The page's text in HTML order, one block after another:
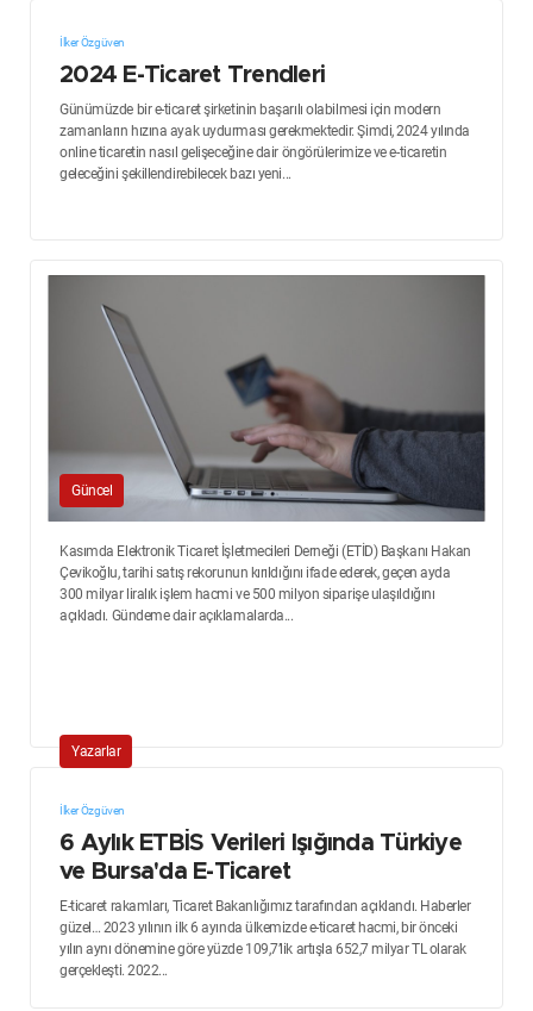
İlker Özgüven
2024 E-Ticaret Trendleri
Günümüzde bir e-ticaret şirketinin başarılı olabilmesi için modern
zamanların hızına ayak uydurması gerekmektedir. Şimdi, 2024 yılında
online ticaretin nasıl gelişeceğine dair öngörülerimize ve e-ticaretin
geleceğini şekillendirebilecek bazı yeni...
Güncel
Kasımda Elektronik Ticaret İşletmecileri Derneği (ETİD) Başkanı Hakan
Çevikoğlu, tarihi satış rekorunun kırıldığını ifade ederek, geçen ayda
300 milyar liralık işlem hacmi ve 500 milyon siparişe ulaşıldığını
açıkladı. Gündeme dair açıklamalarda...
Yazarlar
İlker Özgüven
6 Aylık ETBİS Verileri Işığında Türkiye
ve Bursa'da E-Ticaret
E-ticaret rakamları, Ticaret Bakanlığımız tarafından açıklandı. Haberler
güzel… 2023 yılının ilk 6 ayında ülkemizde e-ticaret hacmi, bir önceki
yılın aynı dönemine göre yüzde 109,7’lik artışla 652,7 milyar TL olarak
gerçekleşti. 2022...